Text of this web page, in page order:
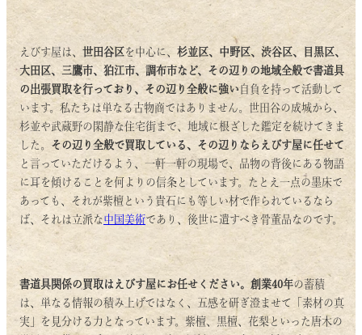
えびす屋は、 世田谷区 を中心に、 杉並区、中野区、渋谷区、目黒区、
大田区、三鷹市、狛江市、調布市など、その辺りの地域全般で書道具
の出張買取を行っており、その辺り全般に強い 自負を持って活動して
います。私たちは単なる古物商ではありません。世田谷の成城から、
杉並や武蔵野の閑静な住宅街まで、地域に根ざした鑑定を続けてきま
した。 その辺り全般で買取している、その辺りならえびす屋に任せて
と言っていただけるよう、一軒一軒の現場で、品物の背後にある物語
に耳を傾けることを何よりの信条としています。たとえ一点の墨床で
あっても、それが紫檀という貴石にも等しい材で作られているなら
ば、それは立派な中国美術であり、後世に遺すべき骨董品なのです。
書道具関係の買取はえびす屋にお任せください。 創業40年の蓄積
は、単なる情報の積み上げではなく、五感を研ぎ澄ませて「素材の真
実」を見分ける力となっています。紫檀、黒檀、花梨といった唐木の